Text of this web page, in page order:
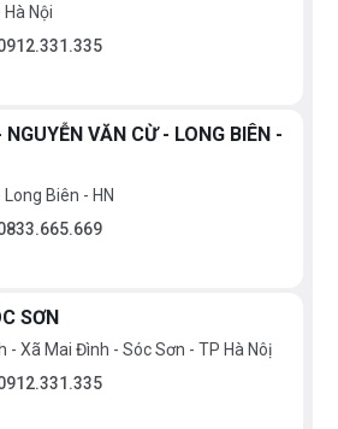
Nội
VĂN CỪ - LONG BIÊN -
Biên - HN
SƠN
- Xã Mai Đình - Sóc Sơn - TP Hà Nôị